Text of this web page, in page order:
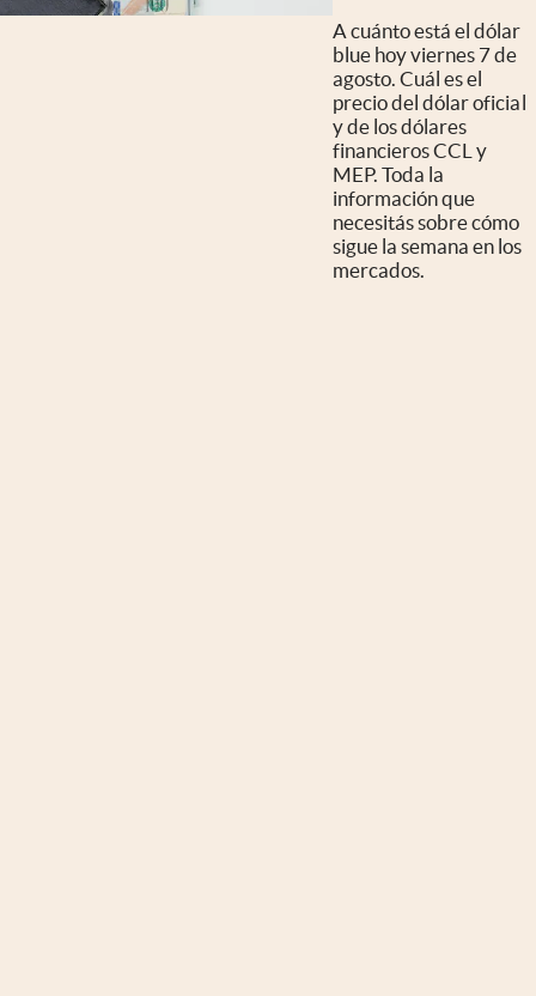
A cuánto está el dólar
blue hoy viernes 7 de
agosto. Cuál es el
precio del dólar oficial
y de los dólares
financieros CCL y
MEP. Toda la
información que
necesitás sobre cómo
sigue la semana en los
mercados.